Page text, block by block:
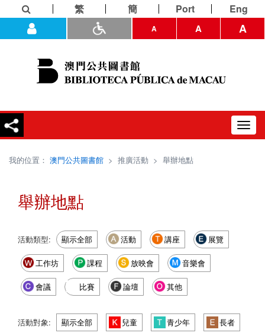
繁 簡 Port Eng
A A A
我的位置： 澳門公共圖書館 > 推廣活動 > 舉辦地點
舉辦地點
活動類型: 顯示全部 活動 講座 展覽
工作坊 課程 放映會 音樂會
會議 比賽 論壇 其他
活動對象: 顯示全部 兒童 青少年 長者